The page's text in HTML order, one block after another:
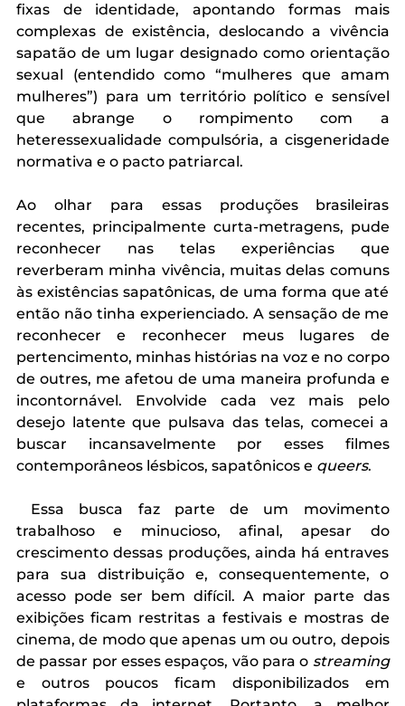
fixas de identidade, apontando formas mais
complexas de existência, deslocando a vivência
sapatão de um lugar designado como orientação
sexual (entendido como “mulheres que amam
mulheres”) para um território político e sensível
que abrange o rompimento com a
heteressexualidade compulsória, a cisgeneridade
normativa e o pacto patriarcal.
Ao olhar para essas produções brasileiras
recentes, principalmente curta-metragens, pude
reconhecer nas telas experiências que
reverberam minha vivência, muitas delas comuns
às existências sapatônicas, de uma forma que até
então não tinha experienciado. A sensação de me
reconhecer e reconhecer meus lugares de
pertencimento, minhas histórias na voz e no corpo
de outres, me afetou de uma maneira profunda e
incontornável. Envolvide cada vez mais pelo
desejo latente que pulsava das telas, comecei a
buscar incansavelmente por esses filmes
contemporâneos lésbicos, sapatônicos e queers.
Essa busca faz parte de um movimento
trabalhoso e minucioso, afinal, apesar do
crescimento dessas produções, ainda há entraves
para sua distribuição e, consequentemente, o
acesso pode ser bem difícil. A maior parte das
exibições ficam restritas a festivais e mostras de
cinema, de modo que apenas um ou outro, depois
de passar por esses espaços, vão para o
streaming
e outros poucos ficam disponibilizados em